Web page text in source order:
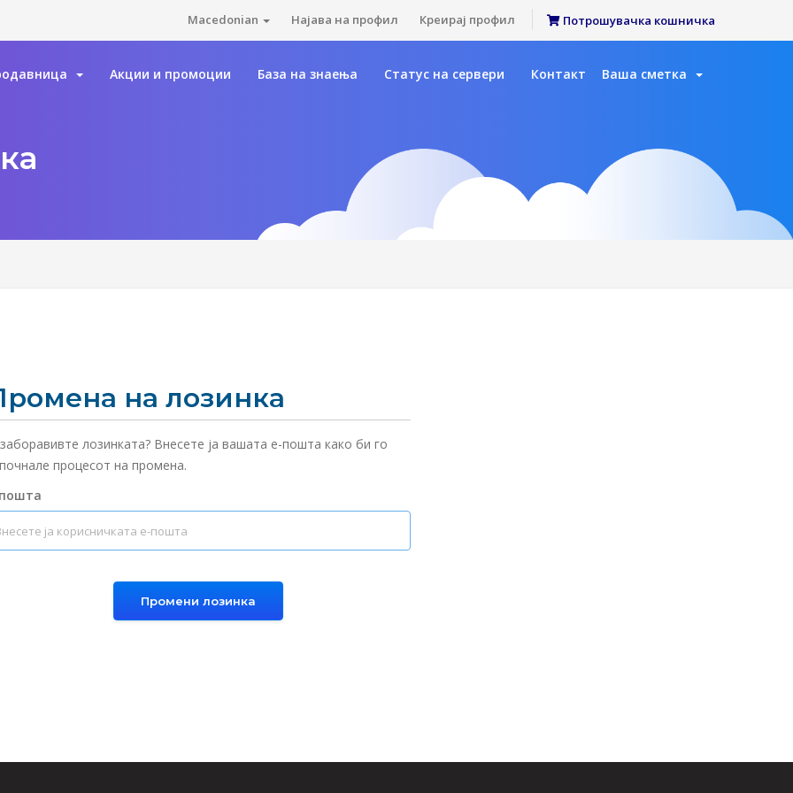
Macedonian Најава на профил Креирај профил Потрошувачка кошничка
Акции и промоции База на знаења Статус на сервери Контакт Ваша сметка
на лозинка
заборавивте лозинката? Внесете ја вашата е-пошта како би го
процесот на промена.
Промени лозинка